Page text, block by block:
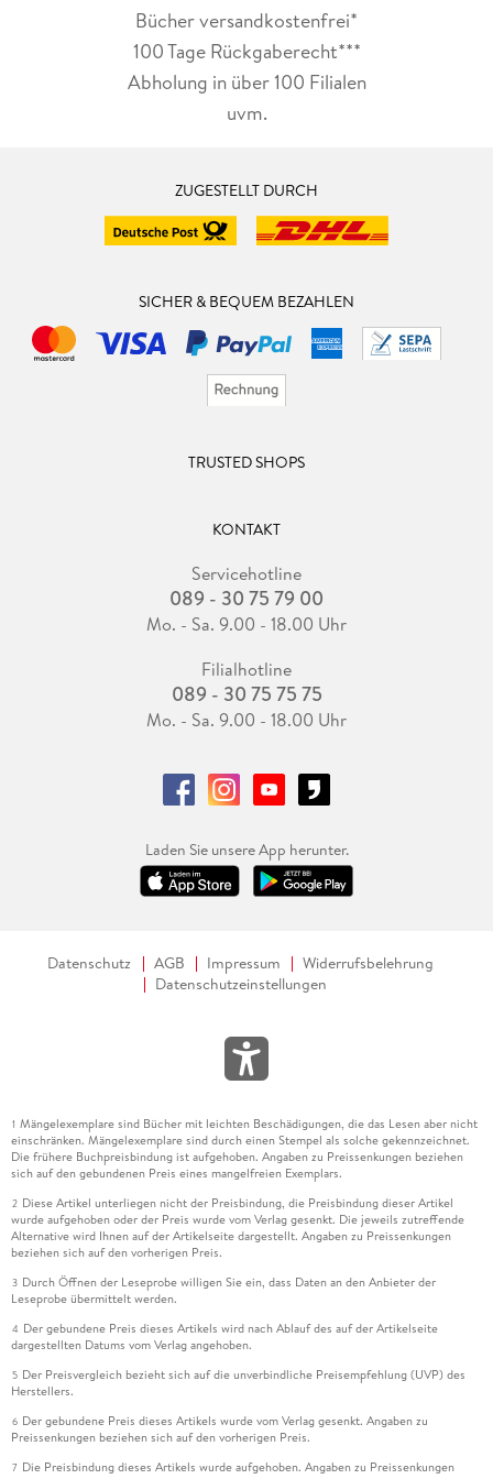
Bücher versandkostenfrei*
100 Tage Rückgaberecht***
Abholung in über 100 Filialen
uvm.
ZUGESTELLT DURCH
SICHER & BEQUEM BEZAHLEN
TRUSTED SHOPS
KONTAKT
Servicehotline
089 - 30 75 79 00
Mo. - Sa. 9.00 - 18.00 Uhr
Filialhotline
089 - 30 75 75 75
Mo. - Sa. 9.00 - 18.00 Uhr
Laden Sie unsere App herunter.
Datenschutz AGB Impressum
Widerrufsbelehrung
Datenschutzeinstellungen
1 Mängelexemplare sind Bücher mit leichten Beschädigungen, die das Lesen aber nicht
einschränken. Mängelexemplare sind durch einen Stempel als solche gekennzeichnet.
Die frühere Buchpreisbindung ist aufgehoben. Angaben zu Preissenkungen beziehen
sich auf den gebundenen Preis eines mangelfreien Exemplars.
2 Diese Artikel unterliegen nicht der Preisbindung, die Preisbindung dieser Artikel
wurde aufgehoben oder der Preis wurde vom Verlag gesenkt. Die jeweils zutreffende
Alternative wird Ihnen auf der Artikelseite dargestellt. Angaben zu Preissenkungen
beziehen sich auf den vorherigen Preis.
3 Durch Öffnen der Leseprobe willigen Sie ein, dass Daten an den Anbieter der
Leseprobe übermittelt werden.
4 Der gebundene Preis dieses Artikels wird nach Ablauf des auf der Artikelseite
dargestellten Datums vom Verlag angehoben.
5 Der Preisvergleich bezieht sich auf die unverbindliche Preisempfehlung (UVP) des
Herstellers.
6 Der gebundene Preis dieses Artikels wurde vom Verlag gesenkt. Angaben zu
Preissenkungen beziehen sich auf den vorherigen Preis.
7 Die Preisbindung dieses Artikels wurde aufgehoben. Angaben zu Preissenkungen